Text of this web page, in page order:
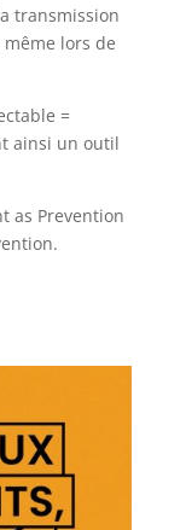
transmission
lors de
=
ainsi un outil
as Prevention